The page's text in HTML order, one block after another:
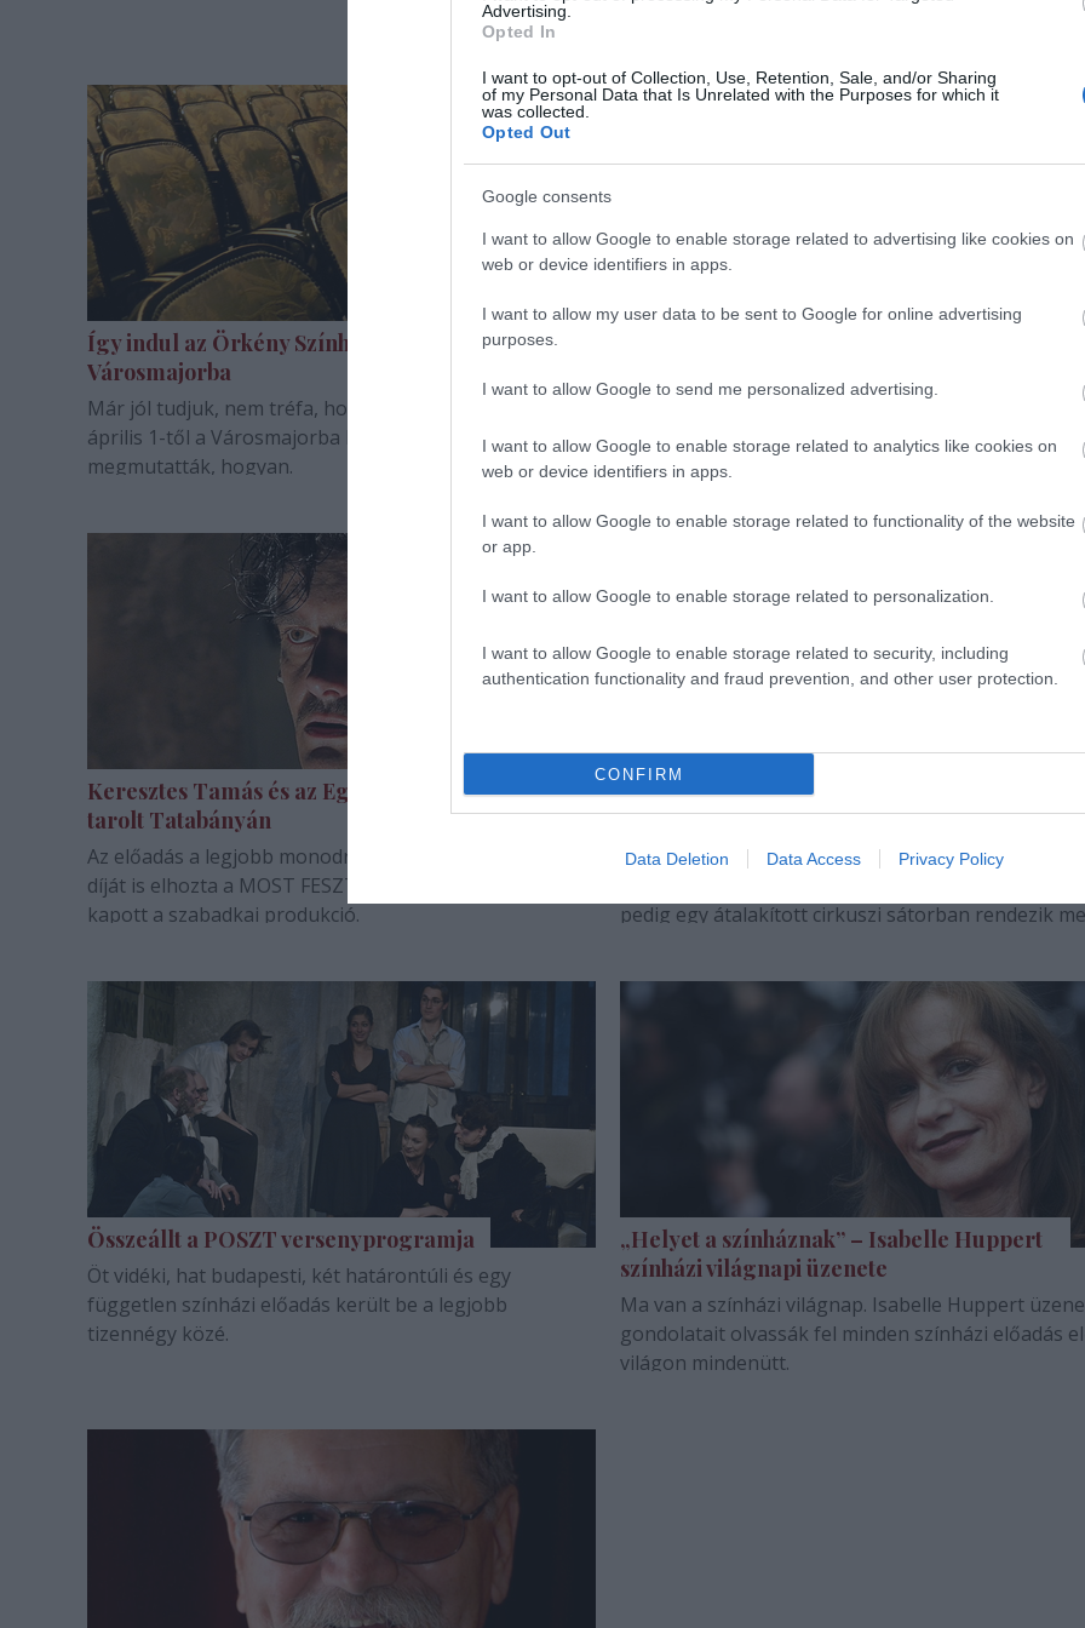
Advertising.
Opted In
I want to opt-out of Collection, Use, Retention, Sale, and/or Sharing
of my Personal Data that Is Unrelated with the Purposes for which it
was collected.
Opted Out
Google consents
I want to allow Google to enable storage related to advertising like cookies on
web or device identifiers in apps.
I want to allow my user data to be sent to Google for online advertising
purposes.
I want to allow Google to send me personalized advertising.
I want to allow Google to enable storage related to analytics like cookies on
web or device identifiers in apps.
I want to allow Google to enable storage related to functionality of the website
or app.
I want to allow Google to enable storage related to personalization.
I want to allow Google to enable storage related to security, including
authentication functionality and fraud prevention, and other user protection.
CONFIRM
Data Deletion Data Access Privacy Policy
Így indul az Örkény Színház a
Városmajorba
Már jól tudjuk, nem tréfa, hogy az Örkény Színház
április 1-től a Városmajorba költözik. Most
megmutatták, hogyan.
Jordán Tamás: „Rengeteg politikai csatározásban
már részem, állni kell a sarat.”
Keresztes Tamás és az Egy őrült naplója
tarolt Tatabányán
Az előadás a legjobb monodráma és a legjobb alakítás
díját is elhozta a MOST FESZT-ről. Szintén két díjat
kapott a szabadkai produkció.
Huszonhárom előadás látható az idei
kisvárdai színházi fesztiválon
Az idei seregszemle érdekessége, hogy egy
pedig egy átalakított cirkuszi sátorban rendezik
Összeállt a POSZT versenyprogramja
Öt vidéki, hat budapesti, két határontúli és egy
független színházi előadás került be a legjobb
tizennégy közé.
„Helyet a színháznak” – Isabelle Huppert
színházi világnapi üzenete
Ma van a színházi világnap. Isabelle Huppert
gondolatait olvassák fel minden színházi előadás
világon mindenütt.